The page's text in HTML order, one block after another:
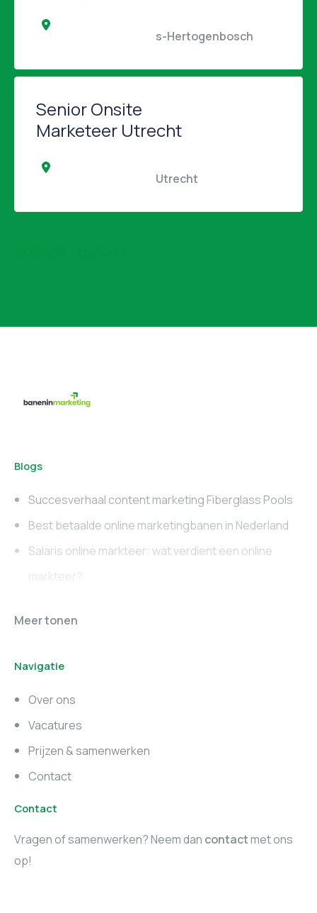
Senior Onsite
Marketeer Utrecht
Blogs
Succesverhaal content marketing Fiberglass Pools
Best betaalde online marketingbanen in Nederland
Salaris online markteer: wat verdient een online
markteer?
Online marketing
Marketing vacatures
Zuid-Holland
Marketing vacatures
Utrecht
Meer tonen
Navigatie
Over ons
Vacatures
Prijzen & samenwerken
Contact
Contact
Vragen of samenwerken? Neem dan contactmet ons
op!